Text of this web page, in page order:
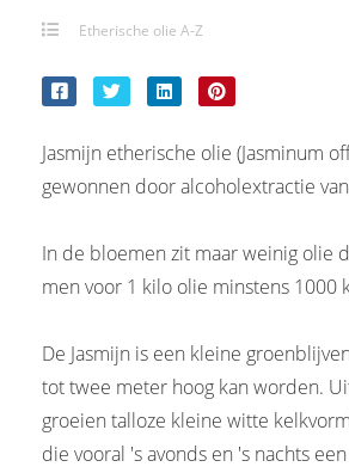
Etherische olie A-Z
Jasmijn etherische olie (Jasminum
gewonnen door alcoholextractie
In de bloemen zit maar weinig olie
men voor 1 kilo olie minstens 1000
De Jasmijn is een kleine
tot twee meter hoog kan worden.
groeien talloze kleine witte
die vooral 's avonds en 's nachts